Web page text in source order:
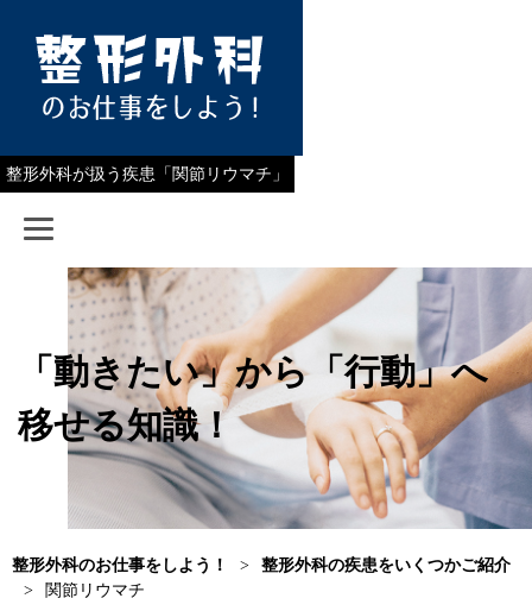
整形外科が扱う疾患「関節リウマチ」
「動きたい」から「行動」へ
移せる知識！
整形外科のお仕事をしよう！ >
整形外科の疾患をいくつかご紹介
>
関節リウマチ